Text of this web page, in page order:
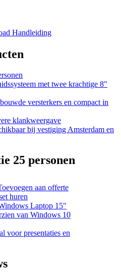
Handleiding
met twee krachtige 8"
versterkers en compact in
klankweergave
bij vestiging Amsterdam en
25 personen
aan offerte
Laptop 15"
van Windows 10
voor presentaties en